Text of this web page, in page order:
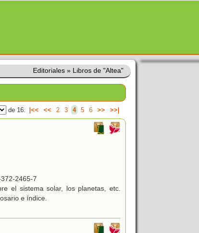
Editoriales » Libros de "Altea"
de 16. |<< << 2 3 4 5 6 >> >>|
2465-7
el sistema solar, los planetas, etc.
e índice.